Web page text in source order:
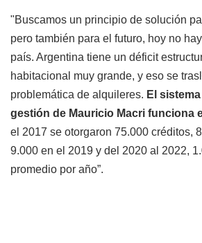
"Buscamos un principio de solución
pero también para el futuro, hoy no
país. Argentina tiene un déficit
habitacional muy grande, y eso se
problemática de alquileres. El
gestión de Mauricio Macri funciona
el 2017 se otorgaron 75.000 créditos,
9.000 en el 2019 y del 2020 al 2022,
promedio por año”.